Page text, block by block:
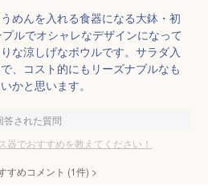
めんを入れる食器になる大鉢・初
ルでオシャレなデザインになって
な涼しげなボウルです。サラダ入
、コスト的にもリーズナブルなも
かと思います。
答された質問
器でおすすめを教えてください！
すめコメント (1件) >